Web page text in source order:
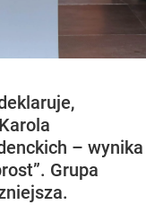
– wynika
Grupa